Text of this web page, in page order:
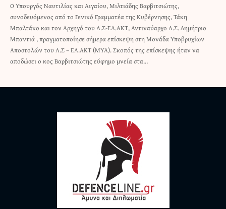
Ο Υπουργός Ναυτιλίας και Αιγαίου, Μιλτιάδης Βαρβιτσιώτης,
συνοδευόμενος από το Γενικό Γραμματέα της Κυβέρνησης, Τάκη
Μπαλτάκο και τον Αρχηγό του Λ.Σ-ΕΛ.ΑΚΤ, Αντιναύαρχο Λ.Σ. Δημήτριο
Μπαντιά , πραγματοποίησε σήμερα επίσκεψη στη Μονάδα Υποβρυχίων
Αποστολών του Λ.Σ – ΕΛ.ΑΚΤ (ΜΥΑ). Σκοπός της επίσκεψης ήταν να
αποδώσει ο κος Βαρβιτσιώτης εύφημο μνεία στα…